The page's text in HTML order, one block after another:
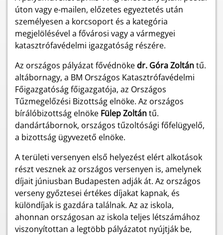
úton vagy e-mailen, előzetes egyeztetés után
személyesen a korcsoport és a kategória
megjelölésével a fővárosi vagy a vármegyei
katasztrófavédelmi igazgatóság részére.
Az országos pályázat fővédnöke dr. Góra Zoltántű.
altábornagy, a BM Országos Katasztrófavédelmi
Főigazgatóság főigazgatója, az Országos
Tűzmegelőzési Bizottság elnöke. Az országos
bírálóbizottság elnöke Fülep Zoltántű.
dandártábornok, országos tűzoltósági főfelügyelő,
a bizottság ügyvezető elnöke.
A területi versenyen első helyezést elért alkotások
részt vesznek az országos versenyen is, amelynek
díjait júniusban Budapesten adják át. Az országos
verseny győztesei értékes díjakat kapnak, és
különdíjak is gazdára találnak. Az az iskola,
ahonnan országosan az iskola teljes létszámához
viszonyítottan a legtöbb pályázatot nyújtják be,